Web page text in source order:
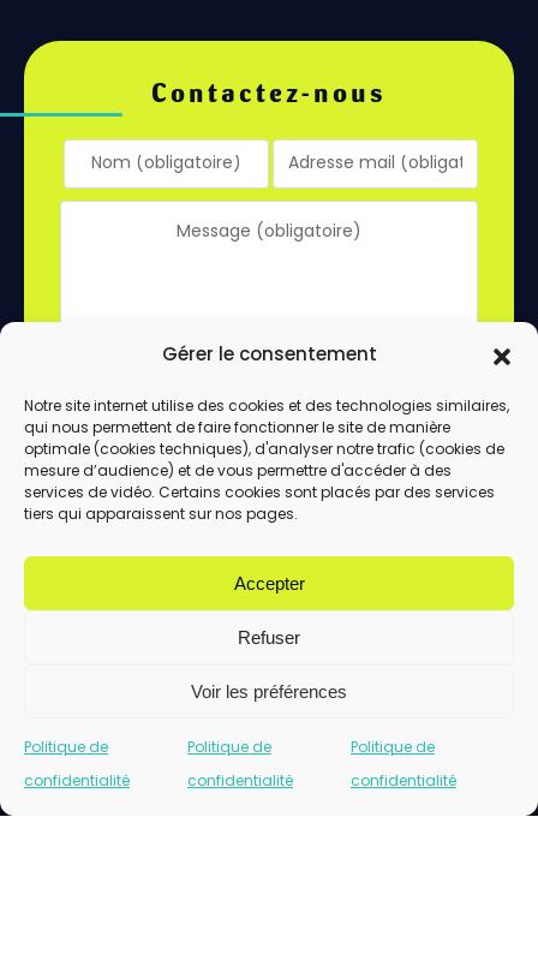
Gérer le consentement
Notre site internet utilise des cookies et des technologies similaires,
qui nous permettent de faire fonctionner le site de manière
optimale (cookies techniques), d'analyser notre trafic (cookies de
mesure d’audience) et de vous permettre d'accéder à des
services de vidéo. Certains cookies sont placés par des services
tiers qui apparaissent sur nos pages.
Accepter
Refuser
Voir les préférences
Politique de
confidentialité
Politique de
confidentialité
Politique de
confidentialité
Contactez-nous
En utilisant ce formulaire, vous acceptez le
stockage et le traitement de vos données
par ce site.